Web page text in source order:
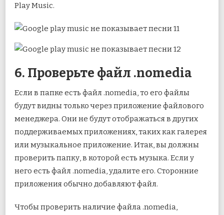
Play Music.
6. Проверьте файл .nomedia
Если в папке есть файл .nomedia, то его файлы
будут видны только через приложение файлового
менеджера. Они не будут отображаться в других
поддерживаемых приложениях, таких как галерея
или музыкальное приложение. Итак, вы должны
проверить папку, в которой есть музыка. Если у
него есть файл .nomedia, удалите его. Сторонние
приложения обычно добавляют файл.
Чтобы проверить наличие файла .nomedia,